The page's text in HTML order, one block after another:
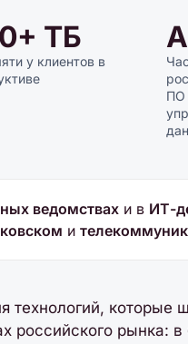
ТБ
у клиентов в
ПО
ведомствах и в ИТ-
и
технологий, которые
российского рынка: